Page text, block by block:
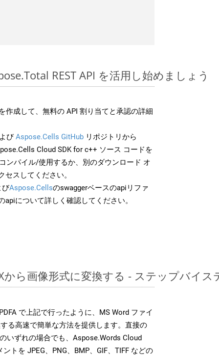
REST API を活用し始めましょう
作成して、無料の API 割り当てと承認の詳細
びAspose.Cells GitHub リポジトリから
Cloud SDK for c++ ソース コードを
ンパイル/使用するか、別のダウンロード オ
セスしてください。
びAspose.Cellsのswaggerベースのapiリファ
apiについて詳しく確認してください。
から画像形式に変換する - ステップバイス
で上記で行ったように、MS Word ファイ
る高速で簡単な方法を提供します。直接の
いずれの場合でも、Aspose.Words Cloud
トを JPEG、PNG、BMP、GIF、TIFF などの